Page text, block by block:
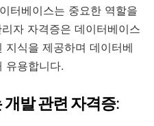
터베이스는 중요한 역할을
자 자격증은 데이터베이스
지식을 제공하며 데이터베
유용합니다.
발 관련 자격증: